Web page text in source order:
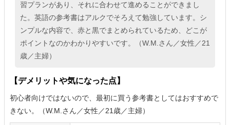
習プランがあり、それに合わせて進めることができまし
た。英語の参考書はアルクでそろえて勉強しています。シ
ンプルな内容で、赤と黒でまとめられているため、どこが
ポイントなのかわかりやすいです。（W.M.さん／女性／21
歳／主婦）
【デメリットや気になった点】
初心者向けではないので、最初に買う参考書としてはおすすめで
きない。（W.M.さん／女性／21歳／主婦）